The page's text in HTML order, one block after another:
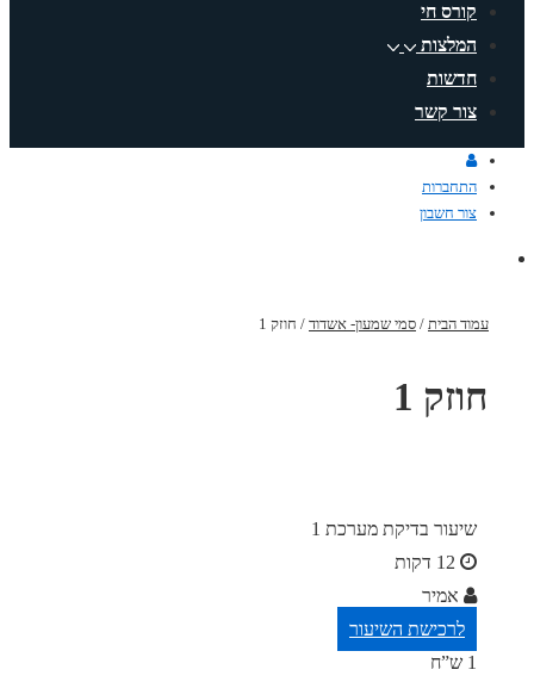
קורס חי
המלצות
חדשות
צור קשר
התחברות
צור חשבון
עמוד הבית / סמי שמעון- אשדוד / חוזק 1
חוזק 1
שיעור בדיקת מערכת 1
אמיר
לרכישת השיעור
1 ש”ח